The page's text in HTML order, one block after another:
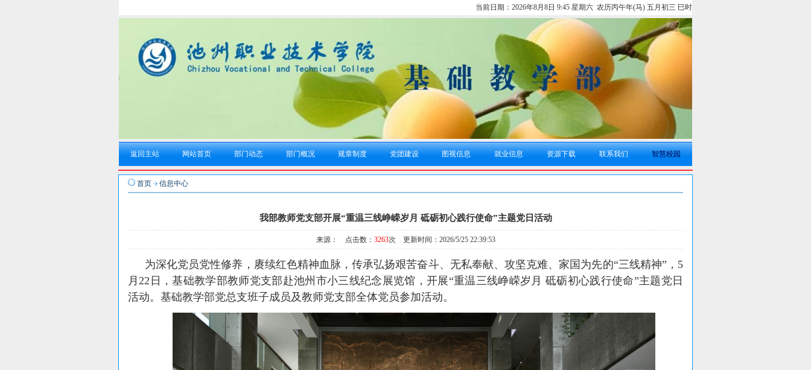
当前日期： 2026年8月8日 9:45 星期六 农历丙午年(马) 五月初三 巳时
返回主站 网站首页 部门动态 部门概况 规章制度 党团建设 图视信息 就业信息 资源下载 联系我们 智慧校园
首页 信息中心
我部教师党支部开展“重温三线峥嵘岁月 砥砺初心践行使命”主题党日活动
来源： 点击数： 3263次 更新时间：2026/5/25 22:39:53
为深化党员党性修养，赓续红色精神血脉，传承弘扬艰苦奋斗、无私奉献、攻坚克难、家国为先的“三线精神”， 5
月22 日，基础教学部教师党支部赴池州市小三线纪念展览馆，开展“重温三线峥嵘岁月 砥砺初心践行使命”主题党日
活动。基础教学部党总支班子成员及教师党支部全体党员参加活动。